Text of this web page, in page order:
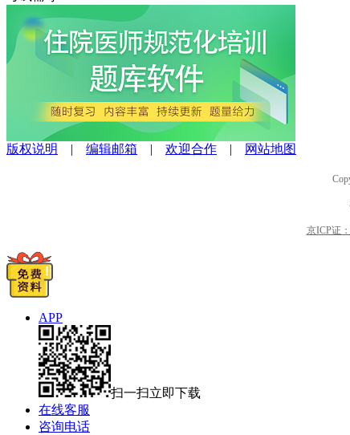
版权说明 编辑邮箱 欢迎合作 网站地图
京ICP证
APP
扫一扫立即下载
在线客服
咨询电话